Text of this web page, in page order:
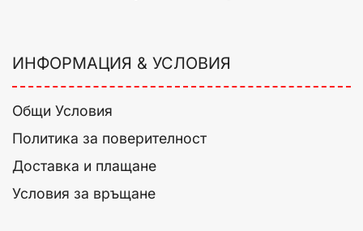
ИНФОРМАЦИЯ & УСЛОВИЯ
Общи Условия
Политика за поверителност
Доставка и плащане
Условия за връщане